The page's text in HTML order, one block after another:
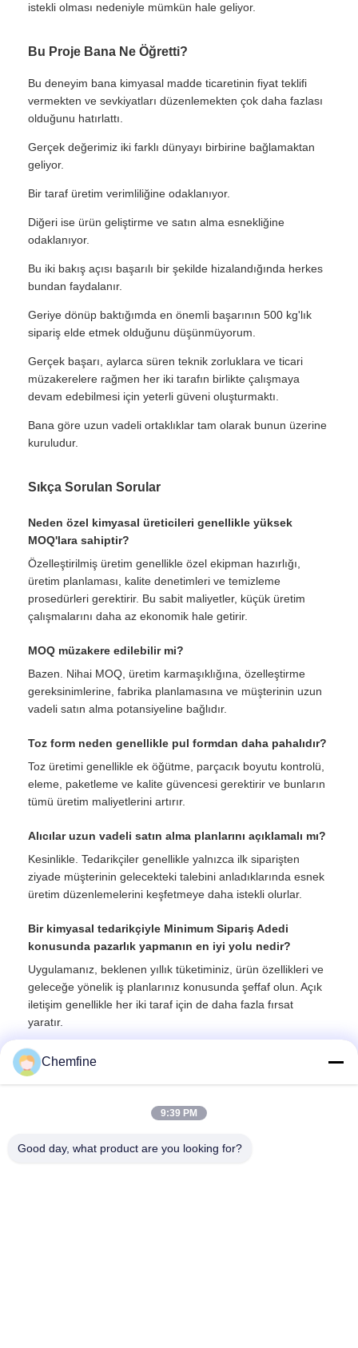
istekli olması nedeniyle mümkün hale geliyor.
Bu Proje Bana Ne Öğretti?
Bu deneyim bana kimyasal madde ticaretinin fiyat teklifi
vermekten ve sevkiyatları düzenlemekten çok daha fazlası
olduğunu hatırlattı.
Gerçek değerimiz iki farklı dünyayı birbirine bağlamaktan
geliyor.
Bir taraf üretim verimliliğine odaklanıyor.
Diğeri ise ürün geliştirme ve satın alma esnekliğine
odaklanıyor.
Bu iki bakış açısı başarılı bir şekilde hizalandığında herkes
bundan faydalanır.
Geriye dönüp baktığımda en önemli başarının 500 kg'lık
sipariş elde etmek olduğunu düşünmüyorum.
Gerçek başarı, aylarca süren teknik zorluklara ve ticari
müzakerelere rağmen her iki tarafın birlikte çalışmaya
devam edebilmesi için yeterli güveni oluşturmaktı.
Bana göre uzun vadeli ortaklıklar tam olarak bunun üzerine
kuruludur.
Sıkça Sorulan Sorular
Neden özel kimyasal üreticileri genellikle yüksek
MOQ'lara sahiptir?
Özelleştirilmiş üretim genellikle özel ekipman hazırlığı,
üretim planlaması, kalite denetimleri ve temizleme
prosedürleri gerektirir. Bu sabit maliyetler, küçük üretim
çalışmalarını daha az ekonomik hale getirir.
MOQ müzakere edilebilir mi?
Bazen. Nihai MOQ, üretim karmaşıklığına, özelleştirme
gereksinimlerine, fabrika planlamasına ve müşterinin uzun
vadeli satın alma potansiyeline bağlıdır.
Toz form neden genellikle pul formdan daha pahalıdır?
Toz üretimi genellikle ek öğütme, parçacık boyutu kontrolü,
eleme, paketleme ve kalite güvencesi gerektirir ve bunların
tümü üretim maliyetlerini artırır.
Alıcılar uzun vadeli satın alma planlarını açıklamalı mı?
Kesinlikle. Tedarikçiler genellikle yalnızca ilk siparişten
ziyade müşterinin gelecekteki talebini anladıklarında esnek
üretim düzenlemelerini keşfetmeye daha istekli olurlar.
Bir kimyasal tedarikçiyle Minimum Sipariş Adedi
konusunda pazarlık yapmanın en iyi yolu nedir?
Uygulamanız, beklenen yıllık tüketiminiz, ürün özellikleri ve
geleceğe yönelik iş planlarınız konusunda şeffaf olun. Açık
iletişim genellikle her iki taraf için de daha fazla fırsat
yaratır.
Chemfine
9:39 PM
Good day, what product are you looking for?